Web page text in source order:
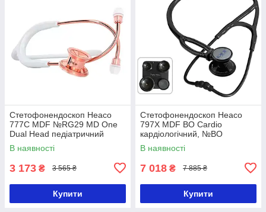
Стетофонендоскоп Heaco
777C MDF №RG29 MD One
Dual Head педіатричний
В наявності
3 173 ₴ 3 565 ₴
Купити
Стетофонендоскоп Heaco
797X MDF BO Cardio
кардіологічний, №BO
В наявності
7 018 ₴ 7 885 ₴
Купити